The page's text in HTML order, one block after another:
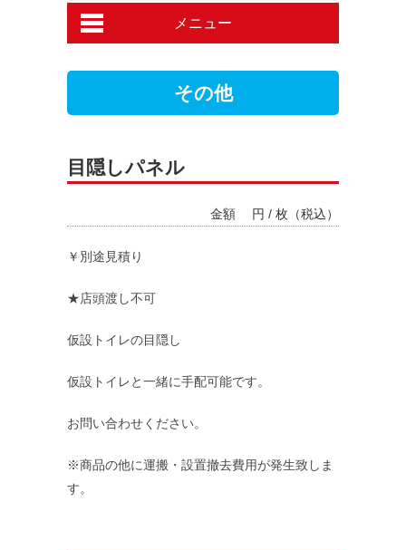
メニュー
料金システム
支払い方法
レンタル規約
その他
目隠しパネル
金額 円 / 枚（税込）
￥別途見積り
★店頭渡し不可
仮設トイレの目隠し
仮設トイレと一緒に手配可能です。
お問い合わせください。
※商品の他に運搬・設置撤去費用が発生致しま
す。